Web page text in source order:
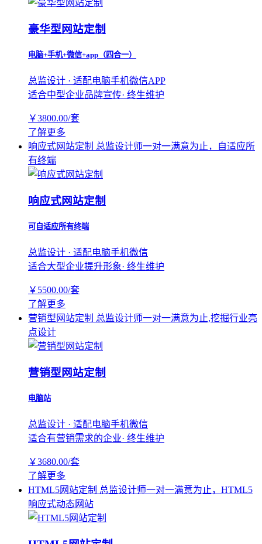
豪华型网站定制
电脑+手机+微信+app（四合一）
总监设计 · 适配电脑手机微信APP
适合中型企业品牌宣传· 终生维护
￥3800.00/套
了解更多
响应式网站定制 总监设计师一对一满意为止，自适应所
有终端
响应式网站定制
可自适应所有终端
总监设计 · 适配电脑手机微信
适合大型企业提升形象· 终生维护
￥ 5500.00/套
了解更多
营销型网站定制 总监设计师一对一满意为止,挖掘行业亮
点设计
营销型网站定制
电脑站
总监设计 · 适配电脑手机微信
适合有营销需求的企业· 终生维护
￥3680.00/套
了解更多
HTML5网站定制 总监设计师一对一满意为止，HTML5
响应式动态网站